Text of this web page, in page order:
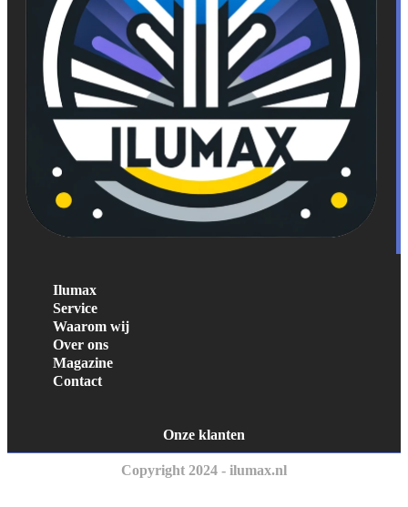
Ilumax
Service
Waarom wij
Over ons
Magazine
Contact
Onze klanten
Copyright 2024 - ilumax.nl